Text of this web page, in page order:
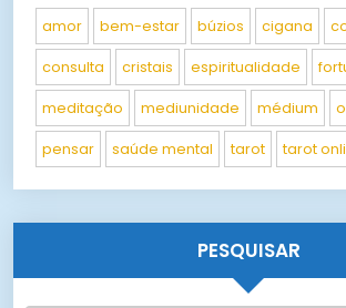
amor bem-estar búzios cigana
consulta cristais espiritualidade
meditação mediunidade médium
pensar saúde mental tarot tarot
PESQUISAR